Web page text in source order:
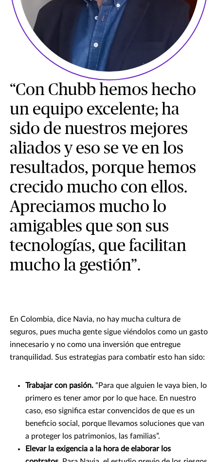
“Con Chubb hemos hecho
un equipo excelente; ha
sido de nuestros mejores
aliados y eso se ve en los
resultados, porque hemos
crecido mucho con ellos.
Apreciamos mucho lo
amigables que son sus
tecnologías, que facilitan
mucho la gestión”.
En Colombia, dice Navia, no hay mucha cultura de
seguros, pues mucha gente sigue viéndolos como un gasto
innecesario y no como una inversión que entregue
tranquilidad. Sus estrategias para combatir esto han sido:
Trabajar con pasión. “Para que alguien le vaya bien, lo
primero es tener amor por lo que hace. En nuestro
caso, eso significa estar convencidos de que es un
beneficio social, porque llevamos soluciones que van
a proteger los patrimonios, las familias”.
Elevar la exigencia a la hora de elaborar los